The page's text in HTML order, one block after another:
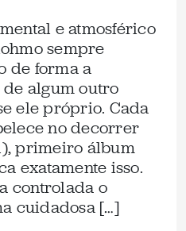
e atmosférico
sempre
de forma a
de algum outro
ele próprio. Cada
no decorrer
primeiro álbum
exatamente isso.
controlada o
cuidadosa […]